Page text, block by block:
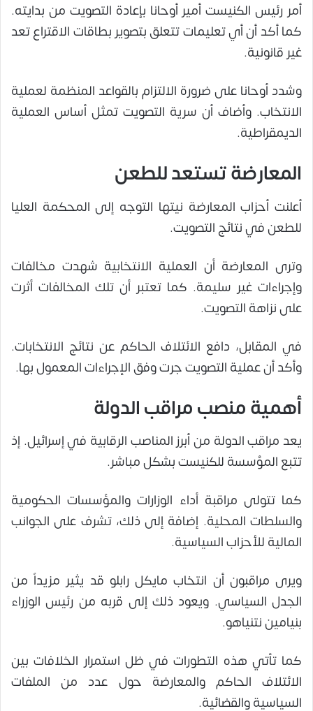
أمر رئيس الكنيست أمير أوحانا بإعادة التصويت من بدايته.
كما أكد أن أي تعليمات تتعلق بتصوير بطاقات الاقتراع تعد
غير قانونية.
وشدد أوحانا على ضرورة الالتزام بالقواعد المنظمة لعملية
الانتخاب. وأضاف أن سرية التصويت تمثل أساس العملية
الديمقراطية.
المعارضة تستعد للطعن
أعلنت أحزاب المعارضة نيتها التوجه إلى المحكمة العليا
للطعن في نتائج التصويت.
وترى المعارضة أن العملية الانتخابية شهدت مخالفات
وإجراءات غير سليمة. كما تعتبر أن تلك المخالفات أثرت
على نزاهة التصويت.
في المقابل، دافع الائتلاف الحاكم عن نتائج الانتخابات.
وأكد أن عملية التصويت جرت وفق الإجراءات المعمول بها.
أهمية منصب مراقب الدولة
يعد مراقب الدولة من أبرز المناصب الرقابية في إسرائيل. إذ
تتبع المؤسسة للكنيست بشكل مباشر.
كما تتولى مراقبة أداء الوزارات والمؤسسات الحكومية
والسلطات المحلية. إضافة إلى ذلك، تشرف على الجوانب
المالية للأحزاب السياسية.
ويرى مراقبون أن انتخاب مايكل رابلو قد يثير مزيداً من
الجدل السياسي. ويعود ذلك إلى قربه من رئيس الوزراء
بنيامين نتنياهو.
كما تأتي هذه التطورات في ظل استمرار الخلافات بين
الائتلاف الحاكم والمعارضة حول عدد من الملفات
السياسية والقضائية.